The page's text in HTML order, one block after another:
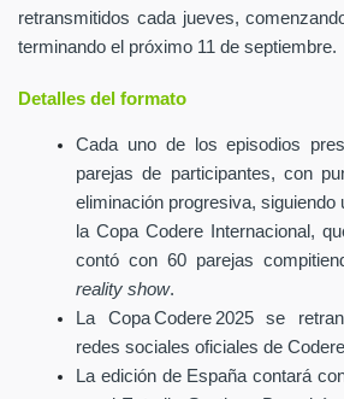
retransmitidos cada jueves,
terminando el próximo 11 de septiembre.
Detalles del formato
Cada uno de los episodios
parejas de participantes, con
eliminación progresiva, siguiendo
la Copa Codere Internacional,
contó con 60 parejas
reality show.
La Copa Codere 2025 se
redes sociales oficiales de
La edición de España contará